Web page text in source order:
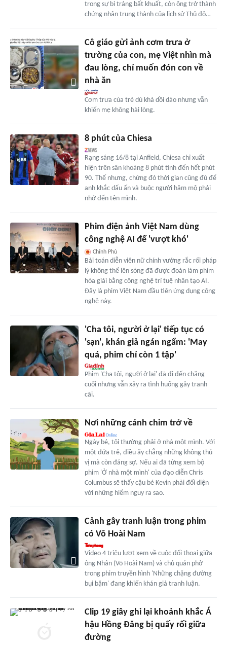
trong sự bi tráng bất khuất, còn ông trở thành
chứng nhân trung thành của lịch sử Thủ đô…
Cô giáo gửi ảnh cơm trưa ở
trường của con, mẹ Việt nhìn mà
đau lòng, chỉ muốn đón con về
nhà ăn
Cơm trưa của trẻ dù khá dồi dào nhưng vẫn
khiến mẹ không hài lòng.
8 phút của Chiesa
Rạng sáng 16/8 tại Anfield, Chiesa chỉ xuất
hiện trên sân khoảng 8 phút tính đến hết phút
90. Thế nhưng, chừng đó thời gian cũng đủ để
anh khắc dấu ấn và buộc người hâm mộ phải
nhớ đến tên mình.
Phim điện ảnh Việt Nam dùng
công nghệ AI để 'vượt khó'
Chính Phủ
Bài toán diễn viên nữ chính vướng rắc rối pháp
lý không thể lên sóng đã được đoàn làm phim
hóa giải bằng công nghệ trí tuệ nhân tạo AI.
Đây là phim Việt Nam đầu tiên ứng dụng công
nghệ này.
'Cha tôi, người ở lại' tiếp tục có
'sạn', khán giả ngán ngẩm: 'May
quá, phim chỉ còn 1 tập'
Phim 'Cha tôi, người ở lại' đã đi đến chặng
cuối nhưng vẫn xảy ra tình huống gây tranh
cãi.
Nơi những cánh chim trở về
Ngày bé, tôi thường phải ở nhà một mình. Với
một đứa trẻ, điều ấy chẳng những không thú
vị mà còn đáng sợ. Nếu ai đã từng xem bộ
phim 'Ở nhà một mình' của đạo diễn Chris
Columbus sẽ thấy cậu bé Kevin phải đối diện
với những hiểm nguy ra sao.
Cảnh gây tranh luận trong phim
có Võ Hoài Nam
Video 4 triệu lượt xem về cuộc đối thoại giữa
ông Nhân (Võ Hoài Nam) và chủ quán phở
trong phim truyền hình 'Những chặng đường
bụi bặm' đang khiến khán giả tranh luận.
Clip 19 giây ghi lại khoảnh khắc Á
hậu Hồng Đăng bị quấy rối giữa
đường